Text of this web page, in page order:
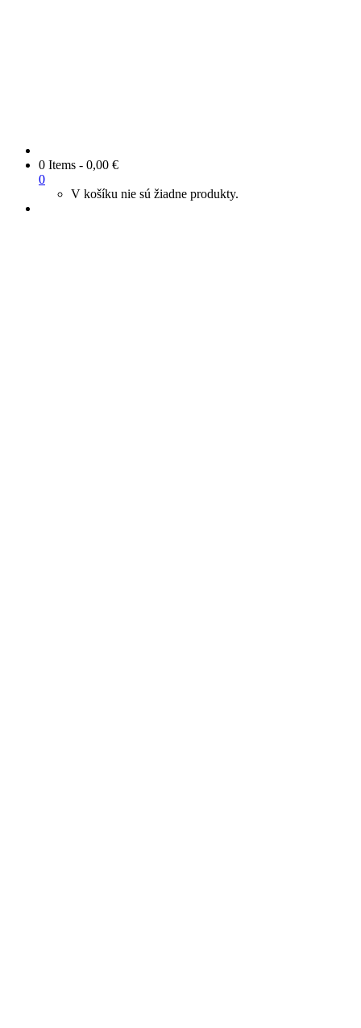
0 Items - 0,00 €
0
V košíku nie sú žiadne produkty.